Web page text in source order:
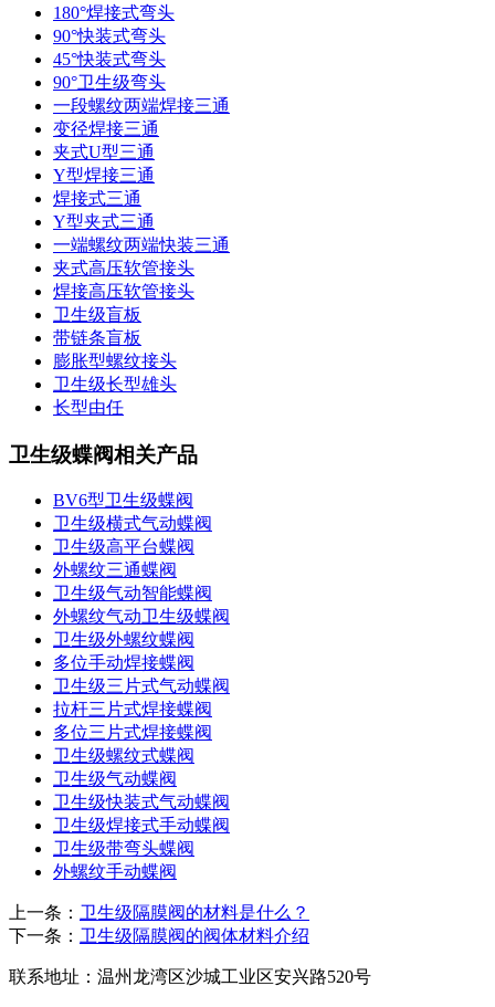
180°焊接式弯头
90°快装式弯头
45°快装式弯头
90°卫生级弯头
一段螺纹两端焊接三通
变径焊接三通
夹式U型三通
Y型焊接三通
焊接式三通
Y型夹式三通
一端螺纹两端快装三通
夹式高压软管接头
焊接高压软管接头
卫生级盲板
带链条盲板
膨胀型螺纹接头
卫生级长型雄头
长型由任
卫生级蝶阀相关产品
BV6型卫生级蝶阀
卫生级横式气动蝶阀
卫生级高平台蝶阀
外螺纹三通蝶阀
卫生级气动智能蝶阀
外螺纹气动卫生级蝶阀
卫生级外螺纹蝶阀
多位手动焊接蝶阀
卫生级三片式气动蝶阀
拉杆三片式焊接蝶阀
多位三片式焊接蝶阀
卫生级螺纹式蝶阀
卫生级气动蝶阀
卫生级快装式气动蝶阀
卫生级焊接式手动蝶阀
卫生级带弯头蝶阀
外螺纹手动蝶阀
上一条： 卫生级隔膜阀的材料是什么？
下一条： 卫生级隔膜阀的阀体材料介绍
联系地址： 温州龙湾区沙城工业区安兴路520号